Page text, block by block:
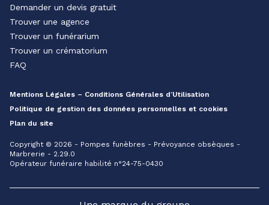
Demander un devis gratuit
Trouver une agence
Trouver un funérarium
Trouver un crématorium
FAQ
Mentions Légales – Conditions Générales d’Utilisation
Politique de gestion des données personnelles et cookies
Plan du site
Copyright © 2026 - Pompes funèbres - Prévoyance obsèques -
Marbrerie - 2.29.0
Opérateur funéraire habilité n°24-75-0430